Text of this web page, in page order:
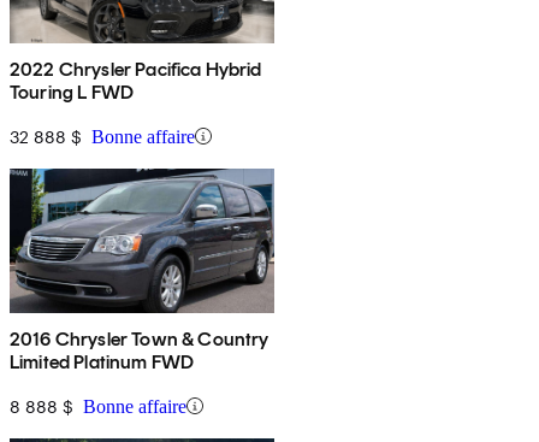
2022 Chrysler Pacifica Hybrid
Touring L FWD
32 888 $ Bonne affaire
2016 Chrysler Town & Country
Limited Platinum FWD
8 888 $ Bonne affaire